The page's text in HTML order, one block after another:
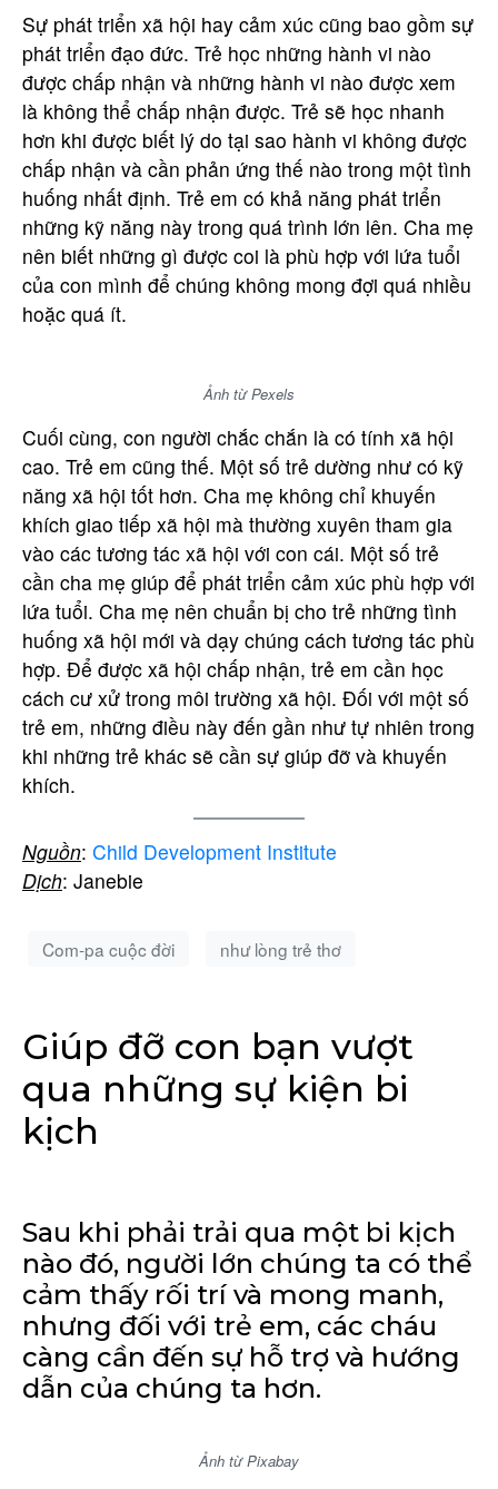
Sự phát triển xã hội hay cảm xúc cũng bao gồm sự
phát triển đạo đức. Trẻ học những hành vi nào
được chấp nhận và những hành vi nào được xem
là không thể chấp nhận được. Trẻ sẽ học nhanh
hơn khi được biết lý do tại sao hành vi không được
chấp nhận và cần phản ứng thế nào trong một tình
huống nhất định. Trẻ em có khả năng phát triển
những kỹ năng này trong quá trình lớn lên. Cha mẹ
nên biết những gì được coi là phù hợp với lứa tuổi
của con mình để chúng không mong đợi quá nhiều
hoặc quá ít.
Ảnh từ Pexels
Cuối cùng, con người chắc chắn là có tính xã hội
cao. Trẻ em cũng thế. Một số trẻ dường như có kỹ
năng xã hội tốt hơn. Cha mẹ không chỉ khuyến
khích giao tiếp xã hội mà thường xuyên tham gia
vào các tương tác xã hội với con cái. Một số trẻ
cần cha mẹ giúp để phát triển cảm xúc phù hợp với
lứa tuổi. Cha mẹ nên chuẩn bị cho trẻ những tình
huống xã hội mới và dạy chúng cách tương tác phù
hợp. Để được xã hội chấp nhận, trẻ em cần học
cách cư xử trong môi trường xã hội. Đối với một số
trẻ em, những điều này đến gần như tự nhiên trong
khi những trẻ khác sẽ cần sự giúp đỡ và khuyến
khích.
Nguồn: Child Development Institute
Dịch: Janebie
Com-pa cuộc đời như lòng trẻ thơ
Giúp đỡ con bạn vượt
qua những sự kiện bi
kịch
Sau khi phải trải qua một bi kịch
nào đó, người lớn chúng ta có thể
cảm thấy rối trí và mong manh,
nhưng đối với trẻ em, các cháu
càng cần đến sự hỗ trợ và hướng
dẫn của chúng ta hơn.
Ảnh từ Pixabay